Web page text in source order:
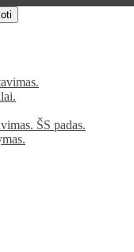
ŠS padas.